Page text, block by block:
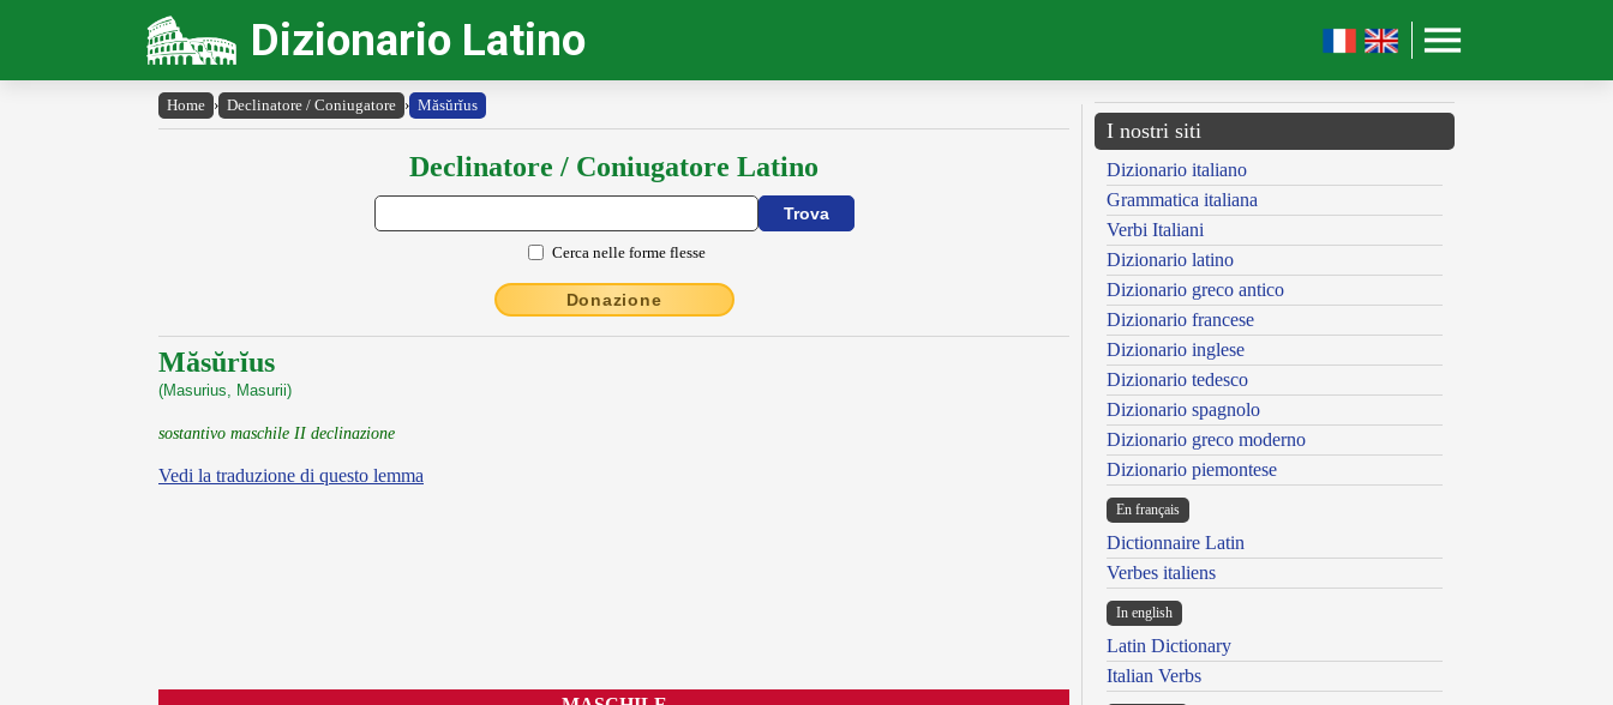
Dizionario Latino
Home › Declinatore / Coniugatore › Măsŭrĭus
Declinatore / Coniugatore Latino
Cerca nelle forme flesse
Donazione
Măsŭrĭus
(Masurius, Masurii)
sostantivo maschile II declinazione
Vedi la traduzione di questo lemma
I nostri siti
Dizionario italiano
Grammatica italiana
Verbi Italiani
Dizionario latino
Dizionario greco antico
Dizionario francese
Dizionario inglese
Dizionario tedesco
Dizionario spagnolo
Dizionario greco moderno
Dizionario piemontese
En français
Dictionnaire Latin
Verbes italiens
In english
Latin Dictionary
Italian Verbs